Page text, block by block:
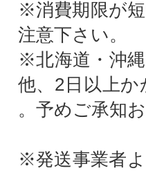
※消費期限が
注意下さい。
※北海道・沖
他、2日以上
。予めご承知
※発送事業者